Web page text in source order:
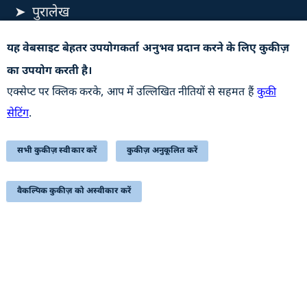
यह वेबसाइट बेहतर उपयोगकर्ता अनुभव प्रदान करने के लिए कुकीज़
का उपयोग करती है।
एक्सेप्ट पर क्लिक करके, आप में उल्लिखित नीतियों से सहमत हैंकुकी
सेटिंग.
सभी कुकीज़ स्वीकार करें कुकीज़ अनुकूलित करें
वैकल्पिक कुकीज़ को अस्वीकार करें
पुरालेख
वेबसाइट की नीतियाँ
सहायता
हमसे संपर्क करें
निबंधन एवं शर्त
साइटमैप
सुगम्यता